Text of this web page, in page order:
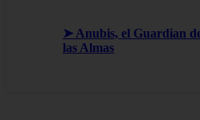
➤ Anubis, el Guardian
las Almas